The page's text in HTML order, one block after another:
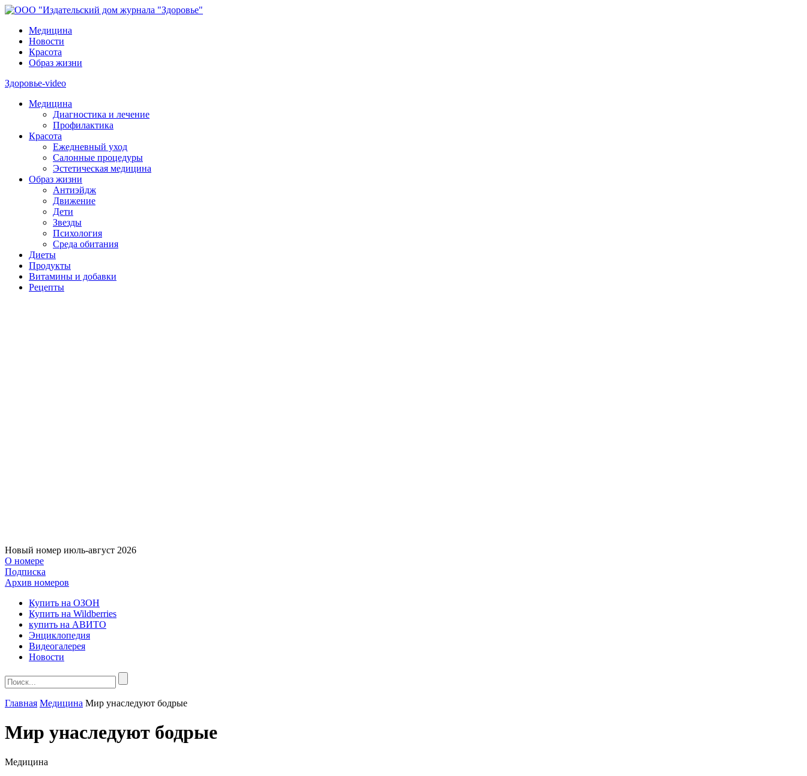
Медицина
Новости
Красота
Образ жизни
Здоровье-video
Медицина
Диагностика и лечение
Профилактика
Красота
Ежедневный уход
Салонные процедуры
Эстетическая медицина
Образ жизни
Антиэйдж
Движение
Дети
Звезды
Психология
Среда обитания
Диеты
Продукты
Витамины и добавки
Рецепты
Новый номер июль-август 2026
О номере
Подписка
Архив номеров
Купить на ОЗОН
Купить на Wildberries
купить на АВИТО
Энциклопедия
Видеогалерея
Новости
Главная Медицина Мир унаследуют бодрые
Мир унаследуют бодрые
Медицина